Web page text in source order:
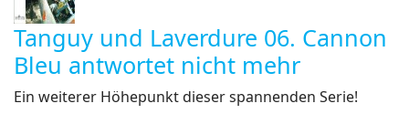
Tanguy und Laverdure 06. Cannon
Bleu antwortet nicht mehr
Ein weiterer Höhepunkt dieser spannenden Serie!